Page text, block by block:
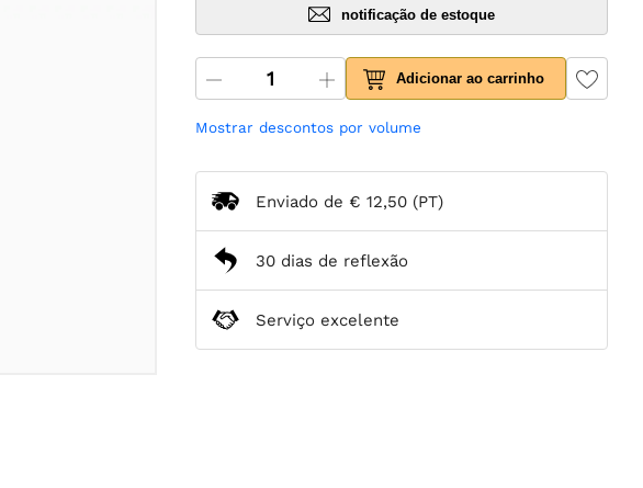
notificação de estoque
Adicionar ao carrinho
Mostrar descontos por volume
Enviado de € 12,50 (PT)
30 dias de reflexão
Serviço excelente